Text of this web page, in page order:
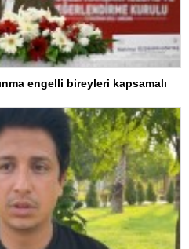
engelli bireyleri kapsamalı